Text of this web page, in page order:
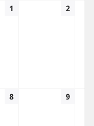
1 2
8 9